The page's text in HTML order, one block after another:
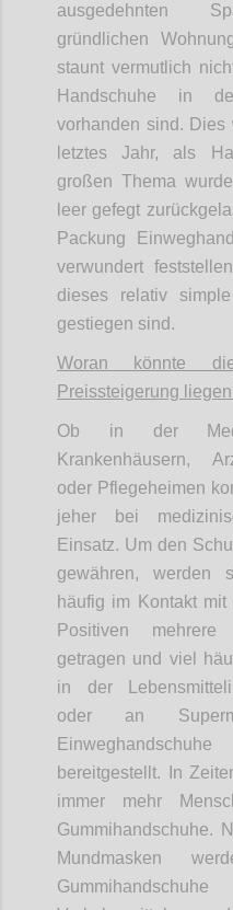
ausgedehnten
gründlichen
staunt vermutlich
Handschuhe in
vorhanden sind. Dies
letztes Jahr, als
großen Thema
leer gefegt
Packung
verwundert
dieses relativ
gestiegen sind.
Woran könnte
Preissteigerung
Ob in der
Krankenhäusern,
oder Pflegeheimen
jeher bei
Einsatz. Um den
gewähren, werden
häufig im Kontakt
Positiven
getragen und viel
in der
oder an
bereitgestellt. In
immer mehr
Gummihandschuhe.
Mundmasken